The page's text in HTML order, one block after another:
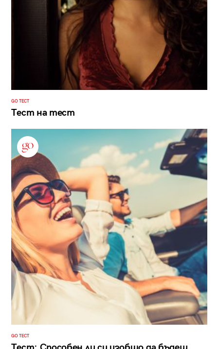
GO ТЕСТ
Тест на тест
GO ТЕСТ